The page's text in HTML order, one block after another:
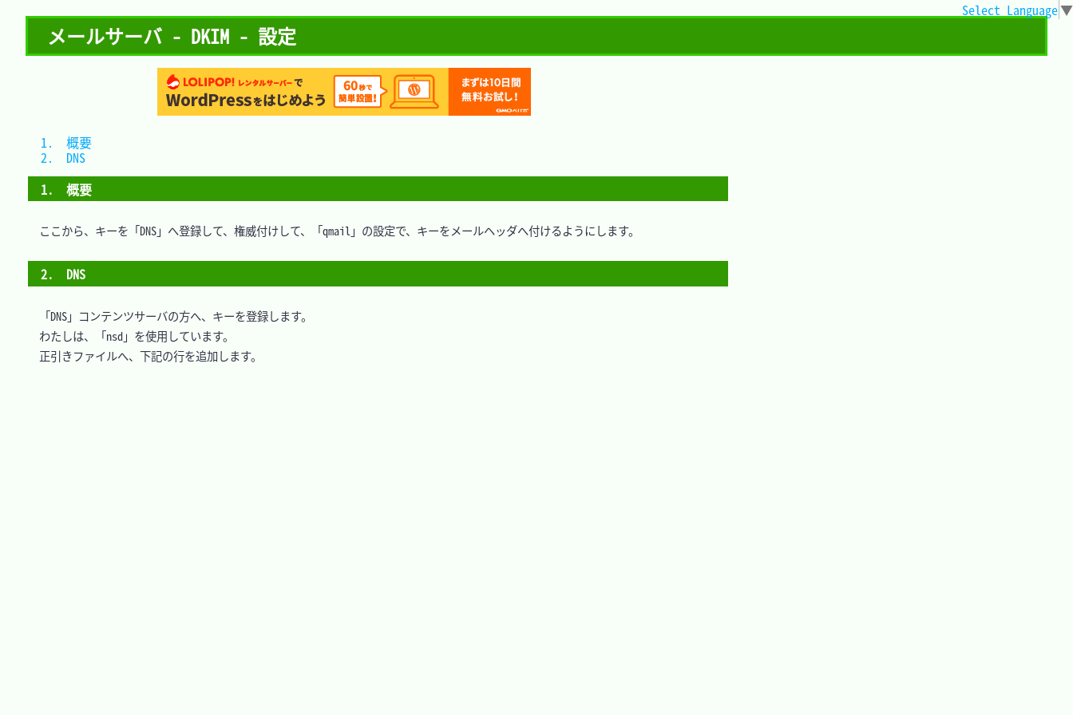
メールサーバ - DKIM - 設定
Select Language▼
1.　概要
ここから、キーを「DNS」へ登録して、権威付けして、「qmail」の設定で、キーをメールヘッダへ付けるようにします。
2.　DNS
「DNS」コンテンツサーバの方へ、キーを登録します。
わたしは、「nsd」を使用しています。
正引きファイルへ、下記の行を追加します。